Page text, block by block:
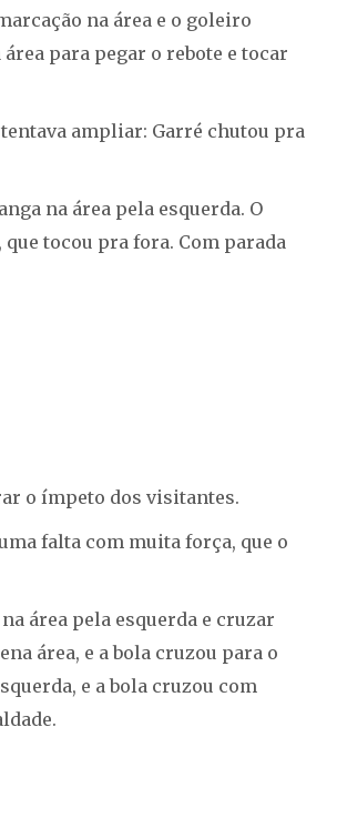
na área e o goleiro
para pegar o rebote e tocar
ampliar: Garré chutou pra
na área pela esquerda. O
tocou pra fora. Com parada
o ímpeto dos visitantes.
falta com muita força, que o
área pela esquerda e cruzar
área, e a bola cruzou para o
e a bola cruzou com